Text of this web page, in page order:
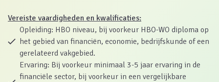
Vereiste vaardigheden en kwalificaties:
Opleiding: HBO niveau, bij voorkeur HBO-WO diploma op
het gebied van financiën, economie, bedrijfskunde of een
gerelateerd vakgebied.
Ervaring: Bij voorkeur minimaal 3-5 jaar ervaring in de
financiële sector, bij voorkeur in een vergelijkbare